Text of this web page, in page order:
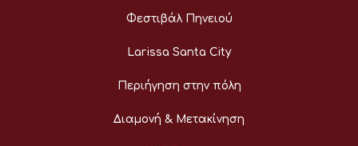
Φεστιβάλ Πηνειού
Larissa Santa City
Περιήγηση στην πόλη
Διαμονή & Μετακίνηση